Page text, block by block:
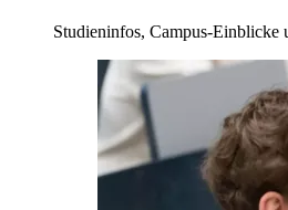
Studieninfos, Campus-Einblicke